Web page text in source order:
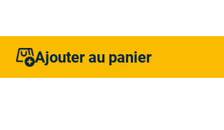
Ajouter au panier